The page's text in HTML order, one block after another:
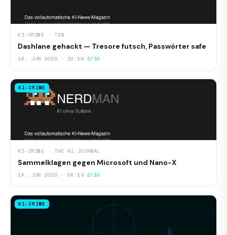
KI-CRIME · T3N
Dashlane gehackt — Tresore futsch, Passwörter safe
14. JUN 2026 · 10:19 2/10
KI-CRIME
KI-CRIME · THE AI JOURNAL
Sammelklagen gegen Microsoft und Nano-X
14. JUN 2026 · 04:19 2/10
KI-CRIME